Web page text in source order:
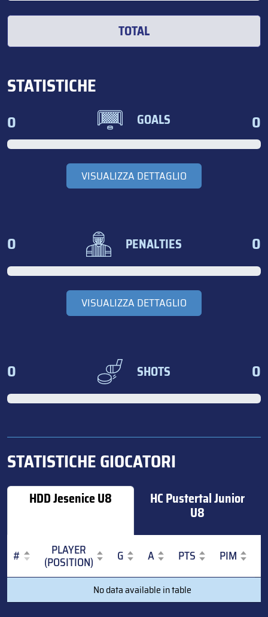
TOTAL
STATISTICHE
0 GOALS 0
VISUALIZZA DETTAGLIO
0 PENALTIES 0
VISUALIZZA DETTAGLIO
0 SHOTS 0
STATISTICHE GIOCATORI
HDD Jesenice U8 HC Pustertal Junior
U8
# PLAYER
(POSITION) G A PTS
PIM
A PTS
No data available in table